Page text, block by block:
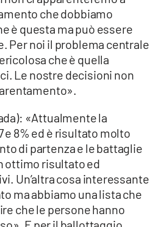
che dobbiamo
è questa ma può essere
Per noi il problema centrale
che è quella
Le nostre decisioni non
«Attualmente la
e 8% ed è risultato molto
di partenza e le battaglie
ottimo risultato ed
Un’altra cosa interessante
ma abbiamo una lista che
che le persone hanno